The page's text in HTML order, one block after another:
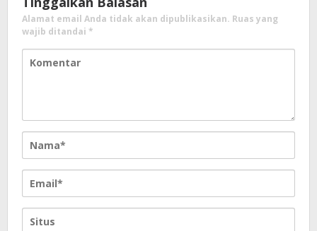
Alamat email Anda tidak akan dipublikasikan. Ruas yang
wajib ditandai *